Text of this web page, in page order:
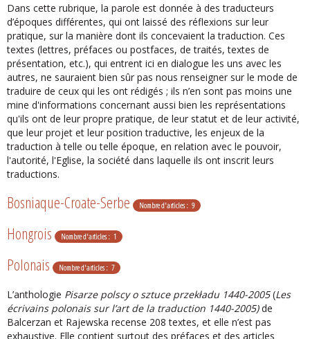
Dans cette rubrique, la parole est donnée à des traducteurs
d’époques différentes, qui ont laissé des réflexions sur leur
pratique, sur la manière dont ils concevaient la traduction. Ces
textes (lettres, préfaces ou postfaces, de traités, textes de
présentation, etc.), qui entrent ici en dialogue les uns avec les
autres, ne sauraient bien sûr pas nous renseigner sur le mode de
traduire de ceux qui les ont rédigés ; ils n’en sont pas moins une
mine d'informations concernant aussi bien les représentations
qu'ils ont de leur propre pratique, de leur statut et de leur activité,
que leur projet et leur position traductive, les enjeux de la
traduction à telle ou telle époque, en relation avec le pouvoir,
l'autorité, l'Eglise, la société dans laquelle ils ont inscrit leurs
traductions.
Bosniaque-Croate-Serbe Nombre d'articles : 9
Hongrois Nombre d'articles : 1
Polonais Nombre d'articles : 7
L’anthologie Pisarze polscy o sztuce przekładu 1440-2005(Les
écrivains polonais sur l’art de la traduction 1440-2005)de
Balcerzan et Rajewska recense 208 textes, et elle n’est pas
exhaustive. Elle contient surtout des préfaces et des articles